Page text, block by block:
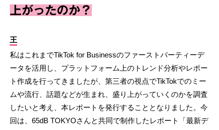
上がったのか？
王
私はこれまでTikTok for Businessのファーストパーティーデ
ータを活用し、プラットフォーム上のトレンド分析やレポー
ト作成を行ってきましたが、第三者の視点でTikTokでのミー
ムや流行、話題などが生まれ、盛り上がっていくのかを調査
したいと考え、本レポートを発行することとなりました。今
回は、65dB TOKYOさんと共同で制作したレポート「最新デ